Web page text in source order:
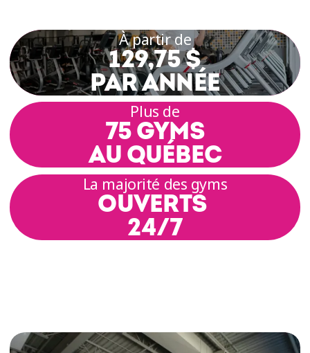
À partir de
129,75 $
PAR ANNÉE
Plus de
75 GYMS
AU QUÉBEC
La majorité des gyms
OUVERTS
24/7